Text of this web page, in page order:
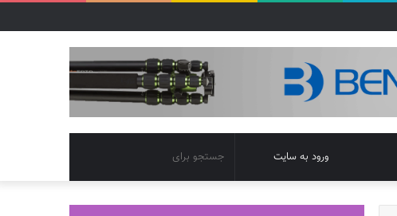
برای
تغییر
پوسته
ورود به سایت